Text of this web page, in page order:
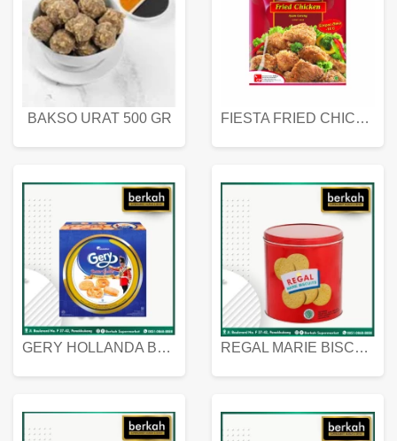
BAKSO URAT 500 GR FIESTA FRIED CHICKEN 500 GR
GERY HOLLANDA BUTTER COOKIES 450 GRAM REGAL MARIE BISCUIT KALENG 550 GRAM